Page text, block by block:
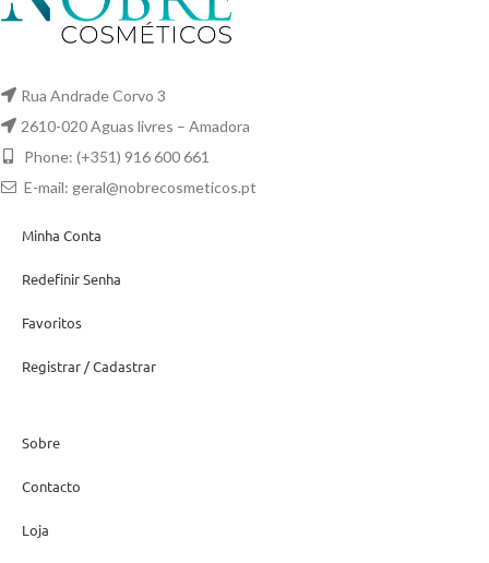
Rua Andrade Corvo 3
2610-020 Aguas livres – Amadora
Phone: (+351) 916 600 661
E-mail: geral@nobrecosmeticos.pt
Minha Conta
Redefinir Senha
Favoritos
Registrar / Cadastrar
Sobre
Contacto
Loja